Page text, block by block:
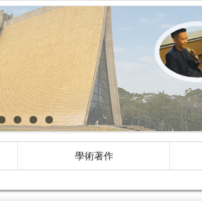
學術著作